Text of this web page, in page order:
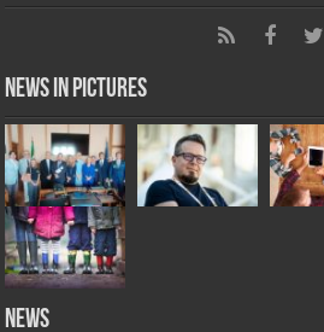
News in Pictures
NEWS